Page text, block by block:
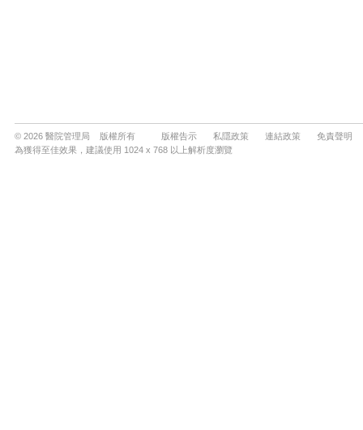
© 2026 醫院管理局 版權所有 版權告示 私隱政策 連結政策
免責聲明
為獲得至佳效果，建議使用 1024 x 768 以上解析度瀏覽